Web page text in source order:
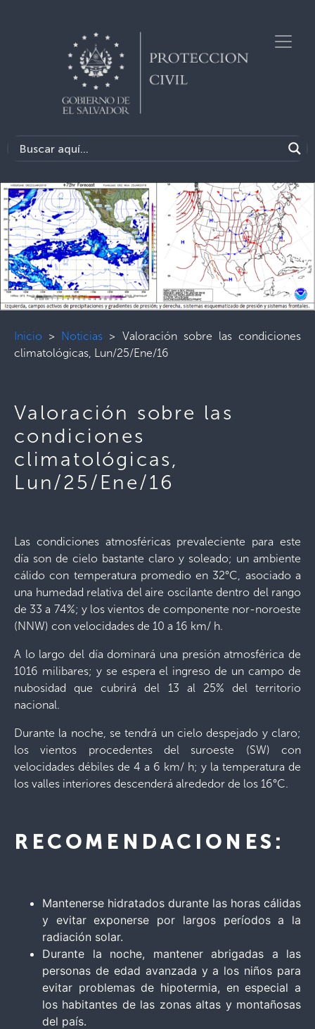
Inicio > Noticias > Valoración sobre las condiciones
climatológicas, Lun/25/Ene/16
Valoración sobre las
condiciones
climatológicas,
Lun/25/Ene/16
Las condiciones atmosféricas prevaleciente para este
día son de cielo bastante claro y soleado; un ambiente
cálido con temperatura promedio en 32°C, asociado a
una humedad relativa del aire oscilante dentro del rango
de 33 a 74%; y los vientos de componente nor-noroeste
(NNW) con velocidades de 10 a 16 km/ h.
A lo largo del día dominará una presión atmosférica de
1016 milibares; y se espera el ingreso de un campo de
nubosidad que cubrirá del 13 al 25% del territorio
nacional.
Durante la noche, se tendrá un cielo despejado y claro;
los vientos procedentes del suroeste (SW) con
velocidades débiles de 4 a 6 km/ h; y la temperatura de
los valles interiores descenderá alrededor de los 16°C.
RECOMENDACIONES:
Mantenerse hidratados durante las horas cálidas
y evitar exponerse por largos períodos a la
radiación solar.
Durante la noche, mantener abrigadas a las
personas de edad avanzada y a los niños para
evitar problemas de hipotermia, en especial a
los habitantes de las zonas altas y montañosas
del país.